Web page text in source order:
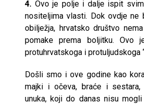
4. Ovo je polje i dalje ispit
nositeljima vlasti. Dok ovdje ne
obilježja, hrvatsko društvo
pomake prema boljitku. Ovo
protuhrvatskoga i protuljudskoga
Došli smo i ove godine kao
majki i očeva, braće i sestara,
unuka, koji do danas nisu